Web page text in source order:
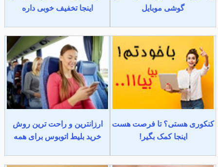
گوشی موبایل
اینجا تخفیف خوبی داره
کنکوری هستی؟ تا فرصت هست
اینجا کمک بگیر!
ارزانترین و راحت ترین روش
خرید بلیط اتوبوس برای همه